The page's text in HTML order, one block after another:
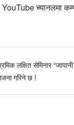
च्यानलमा
लक्षित सेमिनार
गरिने छ !